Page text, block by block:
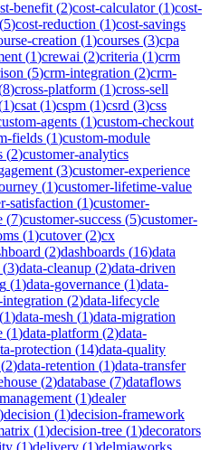
benefit (2)cost-calculator(1)cost-
(5)cost-reduction (1)cost-savings
creation (1)courses (3)cpa
(1)crewai (2)criteria (1)crm
(5)crm-integration (2)crm-
8)cross-platform (1)cross-sell
1)csat (1)cspm (1)csrd (3)css
agents (1)custom-checkout
fields (1)custom-module
(2)customer-analytics
(3)customer-experience
(1)customer-lifetime-value
satisfaction (1)customer-
(7)customer-success (5)customer-
(1)cutover(2)cx
(2)dashboards (16)data
(3)data-cleanup (2)data-driven
(1)data-governance (1)data-
integration (2)data-lifecycle
(1)data-mesh (1)data-migration
(1)data-platform (2)data-
protection (14)data-quality
(2)data-retention (1)data-transfer
(2)database (7)dataflows
(1)dealer
)decision (1)decision-framework
(1)decision-tree (1)decorators
(1)delivery (1)delmiaworks